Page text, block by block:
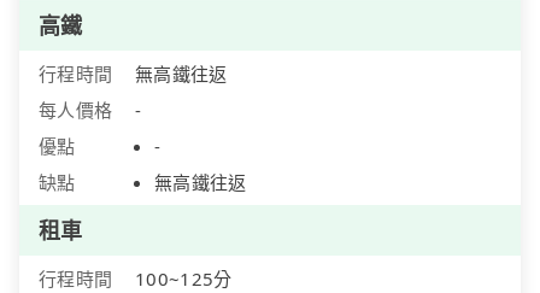
高鐵
行程時間
無高鐵往返
每人價格
-
優點
-
缺點
無高鐵往返
租車
行程時間
100~125分